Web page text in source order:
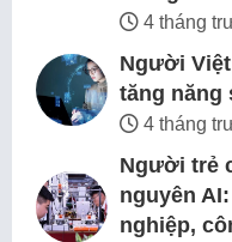
4 tháng
Người
tăng năng
4 tháng
Người trẻ
nguyên
nghiệp,